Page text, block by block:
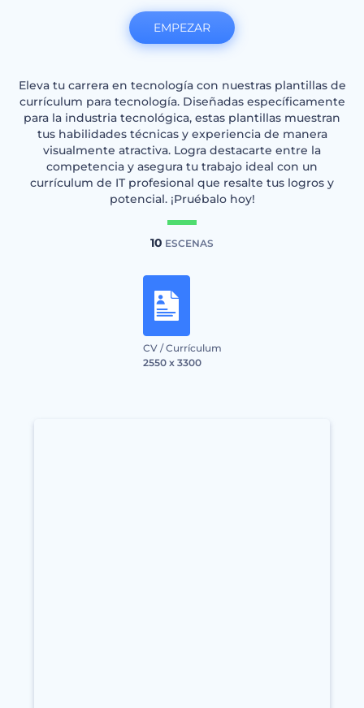
Eleva tu carrera en tecnología con nuestras plantillas de
currículum para tecnología. Diseñadas específicamente
para la industria tecnológica, estas plantillas muestran
tus habilidades técnicas y experiencia de manera
visualmente atractiva. Logra destacarte entre la
competencia y asegura tu trabajo ideal con un
currículum de IT profesional que resalte tus logros y
potencial. ¡Pruébalo hoy!
10 ESCENAS
CV / Currículum
2550 x 3300
EMPEZAR